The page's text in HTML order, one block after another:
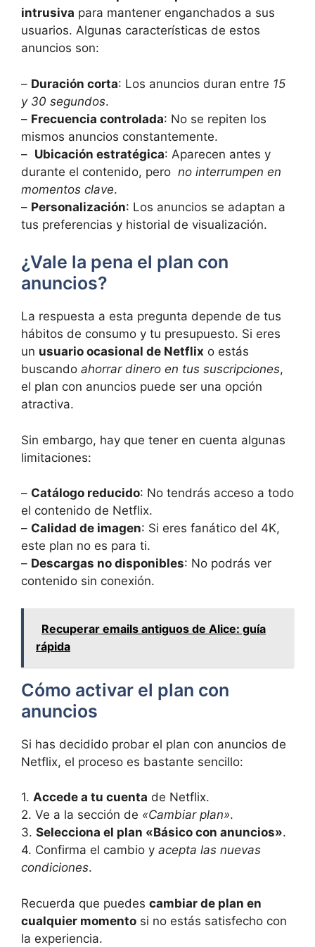
intrusiva para mantener enganchados‍ a sus
usuarios. Algunas características⁤ de estos
anuncios son:
– Duración corta:⁢ Los anuncios duran entre 15
y 30 segundos.
– Frecuencia controlada: ‍No se repiten‍ los
mismos anuncios constantemente.
– ‌ Ubicación estratégica: Aparecen antes y
durante el contenido, pero ‍ no interrumpen en
momentos clave.
– Personalización: Los anuncios se adaptan a
tus preferencias y historial de visualización.
¿Vale la pena el plan con
anuncios?
La respuesta a ‍esta pregunta depende de tus
hábitos de consumo y tu presupuesto. Si eres
un​ usuario ocasional de Netflix o estás
buscando​ ahorrar dinero en tus suscripciones,
el plan⁣ con⁢ anuncios puede ser⁢ una opción
atractiva.
Sin embargo, hay que tener en cuenta algunas
limitaciones:
– Catálogo reducido: No tendrás acceso a todo
el contenido​ de Netflix.
– Calidad de imagen: Si eres fanático⁤ del 4K,
este plan no es para ti.
– Descargas no disponibles: ⁣No podrás ver
contenido sin conexión.
Recuperar emails antiguos de Alice: guía
rápida
Cómo activar el plan con
anuncios
Si has decidido probar el plan con anuncios de
Netflix, ‌el proceso es bastante sencillo:
1.⁣ Accede a tu⁢ cuenta de Netflix.
2. Ve a la sección de «Cambiar plan».
3. Selecciona el plan «Básico con anuncios».
4. Confirma​ el cambio ⁣y acepta las ‍nuevas
condiciones.
Recuerda que puedes cambiar de plan en
cualquier momento si no estás satisfecho⁣ con
la experiencia.